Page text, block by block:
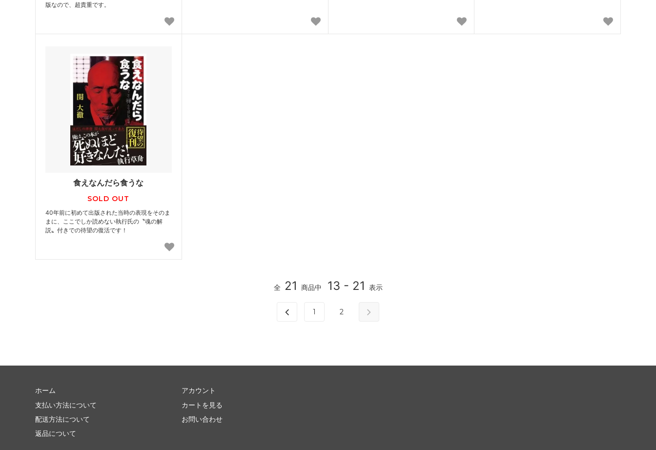
版なので、超貴重です。
食えなんだら食うな
SOLD OUT
40年前に初めて出版された当時の表現をそのま
まに、ここでしか読めない執行氏の〝魂の解
説〟付きでの待望の復活です！
全 21 商品中 13 - 21 表示
1 2
ホーム
支払い方法について
配送方法について
返品について
アカウント
カートを見る
お問い合わせ